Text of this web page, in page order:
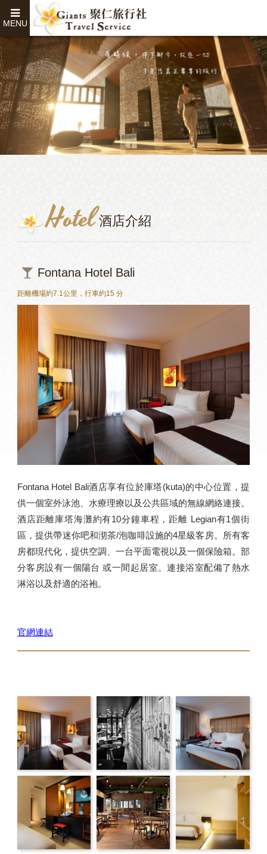
MENU
Hotel 酒店介紹
Fontana Hotel Bali
距離機場約7.1公里，行車約15 分
Fontana Hotel Bali酒店享有位於庫塔(kuta)的中心位置，提
供一個室外泳池、水療理療以及公共區域的無線網絡連接。
酒店距離庫塔海灘約有10分鐘車程，距離 Legian有1個街
區，提供帶迷你吧和沏茶/泡咖啡設施的4星級客房。所有客
房都現代化，提供空調、一台平面電視以及一個保險箱。部
分客房設有一個陽台 或一間起居室。連接浴室配備了熱水
淋浴以及舒適的浴袍。
官網連結